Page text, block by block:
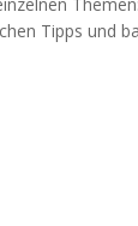
Tipps und